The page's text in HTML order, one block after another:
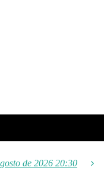
de 2026 20:30